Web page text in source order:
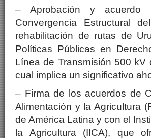
– Aprobación y acuerdo
Convergencia Estructural
rehabilitación de rutas de
Políticas Públicas en
Línea de Transmisión 500 kV
cual implica un significativo
– Firma de los acuerdos de
Alimentación y la Agricultura
de América Latina y con el
la Agricultura (IICA), que